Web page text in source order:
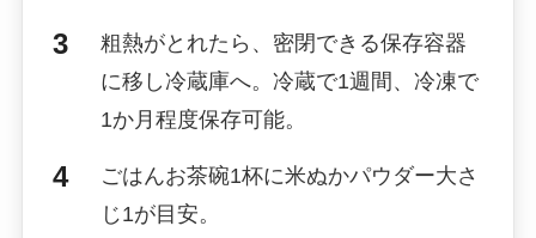
粗熱がとれたら、密閉できる保存容器
に移し冷蔵庫へ。冷蔵で1週間、冷凍で
1か月程度保存可能。
ごはんお茶碗1杯に米ぬかパウダー大さ
じ1が目安。